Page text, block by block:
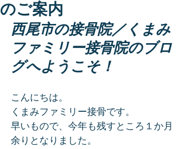
のご案内
西尾市の接骨院／くまみ
ファミリー接骨院のブロ
グへようこそ！
こんにちは。
くまみファミリー接骨です。
早いもので、今年も残すところ１か月
余りとなりました。